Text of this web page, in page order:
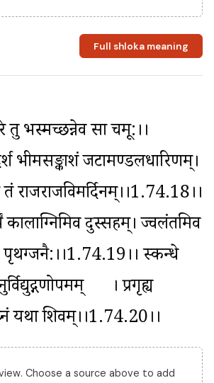
Full shloka meaning
तु भस्मच्छन्नेव सा चमू:।।
भीमसङ्काशं जटामण्डलधारिणम्।
तं राजराजविमर्दिनम्।।1.74.18।।
कालाग्निमिव दुस्सहम्। ज्वलंतमिव
पृथग्जनै:।।1.74.19।। स्कन्धे
। प्रगृह्य
यथा शिवम्।।1.74.20।।
Choose a source above to add